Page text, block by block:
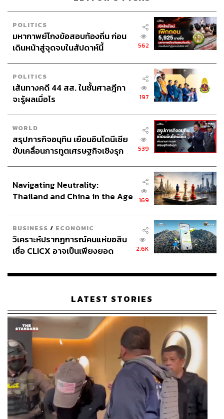
POLITICS
มหากาพย์โกงข้อสอบท้องถิ่น ก่อน
เดินหน้าสู่จุดจบในสัปดาห์นี้
562
POLITICS
เส้นทางคดี 44 สส. ในชั้นศาลฎีกา
จะรู้ผลเมื่อไร
197
WORLD
สรุปภารกิจอนุทิน เยือนอินโดนีเซีย
ขับเคลื่อนการทูตเศรษฐกิจเชิงรุก
539
Navigating Neutrality:
Thailand and China in the Age
169
BUSINESS / ECONOMIC
วิเคราะห์ปรากฏการณ์คนแห่ขอสิน
เชื่อ CLICX อาจเป็นเพียงยอด
เรือนไทยที่ถูกซุกไว้
2.6K
LATEST STORIES